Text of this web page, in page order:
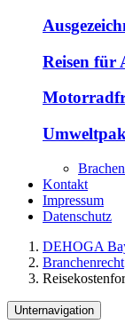
Reisen für
Kontakt
Impressum
Datenschutz
DEHOGA
Branchenrecht
Unternavigation